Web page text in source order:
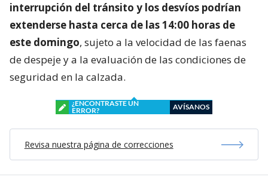
interrupción del tránsito y los desvíos podrían
extenderse hasta cerca de las 14:00 horas de
este domingo, sujeto a la velocidad de las faenas
de despeje y a la evaluación de las condiciones de
seguridad en la calzada.
¿ENCONTRASTE UN
ERROR?
AVÍSANOS
Revisa nuestra página de correcciones